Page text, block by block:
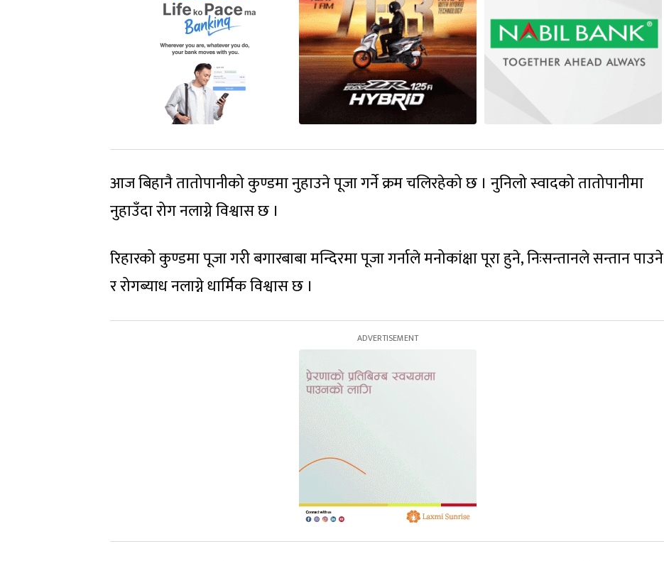
आज बिहानै तातोपानीको कुण्डमा नुहाउने पूजा गर्ने क्रम चलिरहेको छ । नुनिलो स्वादको तातोपानीमा
नुहाउँदा रोग नलाग्ने विश्वास छ ।
रिहारको कुण्डमा पूजा गरी बगारबाबा मन्दिरमा पूजा गर्नाले मनोकांक्षा पूरा हुने, निःसन्तानले सन्तान पाउने
र रोगब्याध नलाग्ने धार्मिक विश्वास छ ।